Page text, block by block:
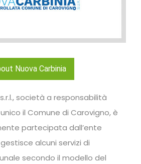
Nuova Carbinia
società a responsabilità
il Comune di Carovigno, è
partecipata dall’ente
alcuni servizi di
secondo il modello del